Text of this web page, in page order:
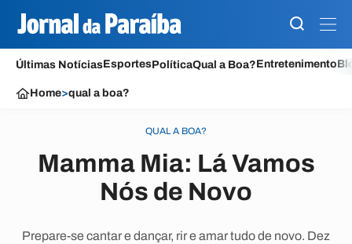
Últimas NotíciasEsportesPolíticaQual a Boa?Entretenimento
Home>qual a boa?
QUAL A BOA?
Mamma Mia: Lá Vamos
Nós de Novo
Prepare-se cantar e dançar, rir e amar tudo de novo. Dez